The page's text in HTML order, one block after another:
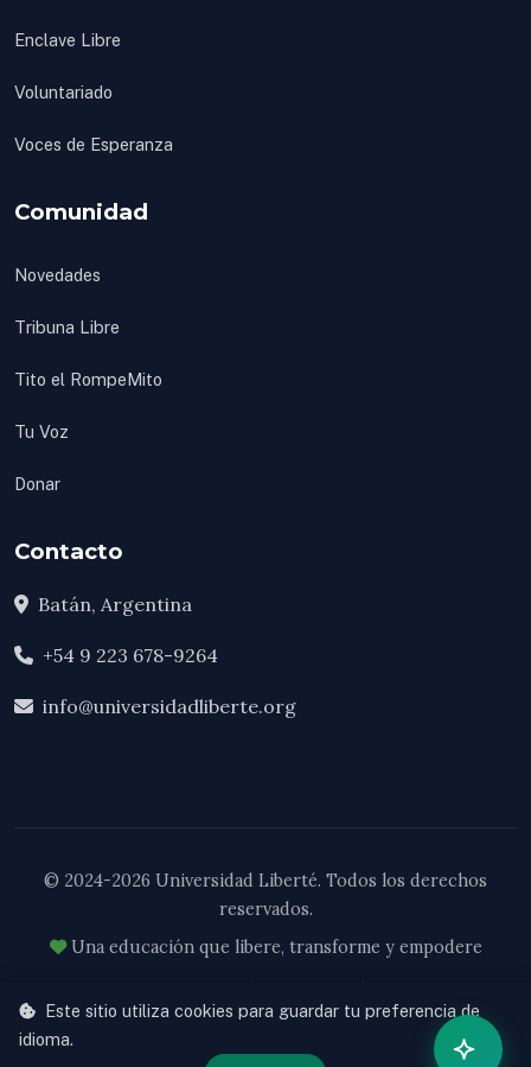
Enclave Libre
Voluntariado
Voces de Esperanza
Comunidad
Novedades
Tribuna Libre
Tito el RompeMito
Tu Voz
Donar
Contacto
Batán, Argentina
+54 9 223 678-9264
info@universidadliberte.org
© 2024-2026 Universidad Liberté. Todos los derechos
reservados.
Una educación que libere, transforme y empodere
Cooperativa de Trabajo Liberté Ltda. — Matrícula Nacional 62308
Res. RS 103-33/24
Desarrollado porVERUMax
Este sitio utiliza cookies para guardar tu preferencia de
idioma.